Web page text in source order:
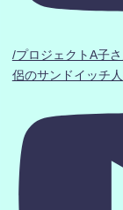
/プロジェクトA子
侶のサンドイッチ